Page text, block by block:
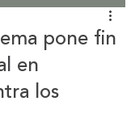
pone fin
en
los